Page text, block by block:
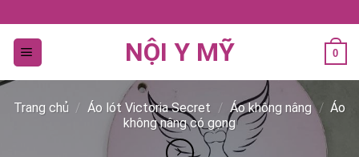
qua
dung
NỘI Y MỸ 0
Trang chủ / Áo lót Victoria Secret / Áo không nâng / Áo
không nâng có gọng